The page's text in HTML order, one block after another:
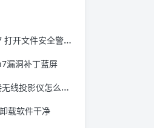
警告怎么关闭win11
漏洞补丁蓝屏
投影仪怎么连接
载软件干净